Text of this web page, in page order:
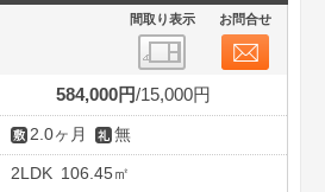
間取り表示 お問合せ
584,000円 15,000円
2.0ヶ月 無
2LDK 106.45㎡